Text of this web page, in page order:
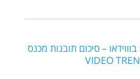
– סיכום תובנות מכנס
VIDEO